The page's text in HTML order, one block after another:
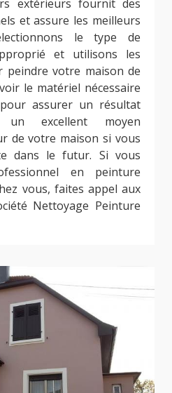
extérieurs fournit des
et assure les meilleurs
le type de
et utilisons les
peindre votre maison de
le matériel nécessaire
assurer un résultat
un excellent moyen
de votre maison si vous
dans le futur. Si vous
en peinture
vous, faites appel aux
Nettoyage Peinture